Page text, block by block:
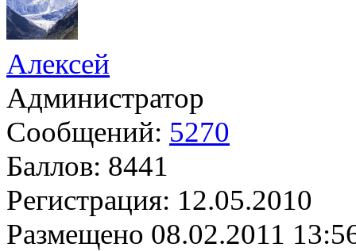
Алексей
Администратор
Сообщений: 5270
Баллов: 8441
Регистрация: 12.05.2010
Размещено 08.02.2011